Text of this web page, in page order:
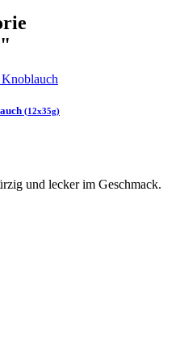
(12x35g)
und lecker im Geschmack.